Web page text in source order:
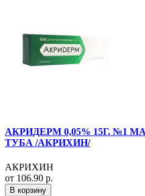
АКРИДЕРМ 0,05% 15Г. №1
ТУБА /АКРИХИН/
АКРИХИН
от 106.90 р.
В корзину